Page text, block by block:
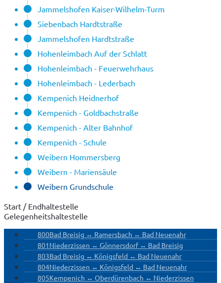
Jammelshofen Kaiser-Wilhelm-Turm
Siebenbach Hardtstraße
Jammelshofen Hardtstraße
Hohenleimbach Auf der Schlatt
Hohenleimbach - Feuerwehrhaus
Hohenleimbach - Lederbach
Kempenich Heidnerhof
Kempenich - Goldbachstraße
Kempenich - Alter Bahnhof
Kempenich - Schule
Weibern Hommersberg
Weibern - Mariensäule
Weibern Grundschule
Start / Endhaltestelle
Gelegenheitshaltestelle
800Bad Breisig ↔ Ramersbach ↔ Bad Neuenahr
801Niederzissen ↔ Gönnersdorf ↔ Bad Breisig
803Bad Breisig ↔ Königsfeld ↔ Bad Neuenahr
804Niederzissen ↔ Königsfeld ↔ Bad Neuenahr
805Kempenich ↔ Oberdürenbach ↔ Niederzissen